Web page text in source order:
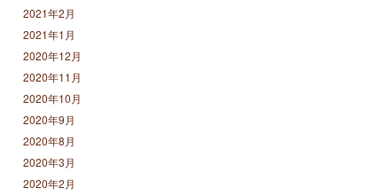
2021年2月
2021年1月
2020年12月
2020年11月
2020年10月
2020年9月
2020年8月
2020年3月
2020年2月